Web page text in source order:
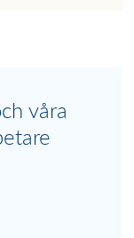
våra